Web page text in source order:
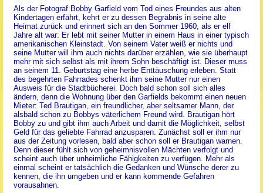
Als der Fotograf Bobby Garfield vom Tod eines Freundes aus alten
Kindertagen erfährt, kehrt er zu dessen Begräbnis in seine alte
Heimat zurück und erinnert sich an den Sommer 1960, als er elf
Jahre alt war: Er lebt mit seiner Mutter in einem Haus in einer typisch
amerikanischen Kleinstadt. Von seinem Vater weiß er nichts und
seine Mutter will ihm auch nichts darüber erzählen, wie sie überhaupt
mehr mit sich selbst als mit ihrem Sohn beschäftigt ist. Dieser muss
an seinem 11. Geburtstag eine herbe Enttäuschung erleben. Statt
des begehrten Fahrrades schenkt ihm seine Mutter nur einen
Ausweis für die Stadtbücherei. Doch bald schon soll sich alles
ändern, denn die Wohnung über den Garfields bekommt einen neuen
Mieter: Ted Brautigan, ein freundlicher, aber seltsamer Mann, der
alsbald schon zu Bobbys väterlichem Freund wird. Brautigan hört
Bobby zu und gibt ihm auch Arbeit und damit die Möglichkeit, selbst
Geld für das geliebte Fahrrad anzusparen. Zunächst soll er ihm nur
aus der Zeitung vorlesen, bald aber schon soll er Brautigan warnen.
Denn dieser fühlt sich von geheimnisvollen Mächten verfolgt und
scheint auch über unheimliche Fähigkeiten zu verfügen. Mehr als
einmal scheint er tatsächlich die Gedanken und Wünsche derer zu
kennen, die ihn umgeben und er kann kommende Gefahren
vorausahnen.